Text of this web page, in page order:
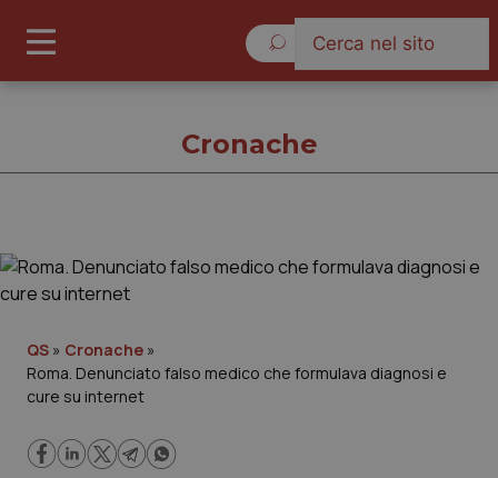
Governo e Parlamento
Regioni e Asl
Cronache
QS » Cronache »
Roma. Denunciato falso medico che formulava diagnosi e
cure su internet